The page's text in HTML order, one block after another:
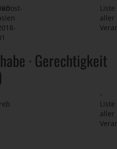
Liste
aller
· Gerechtigkeit
Liste
aller